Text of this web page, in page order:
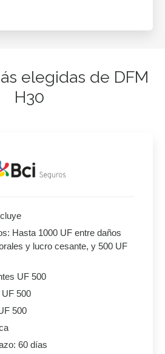
elegidas de DFM
H30
Hasta 1000 UF entre daños
y lucro cesante, y 500 UF
UF 500
500
500
60 días